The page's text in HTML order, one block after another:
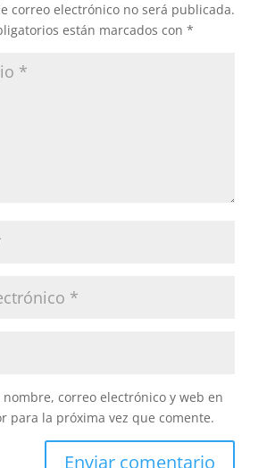
correo electrónico no será publicada.
están marcados con *
nombre, correo electrónico y web en
para la próxima vez que comente.